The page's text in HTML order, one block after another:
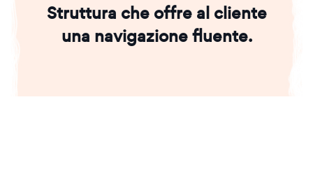
Struttura che offre al cliente
una navigazione fluente.